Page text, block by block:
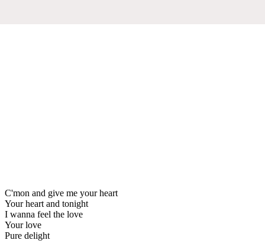
C'mon and give me your heart
Your heart and tonight
I wanna feel the love
Your love
Pure delight